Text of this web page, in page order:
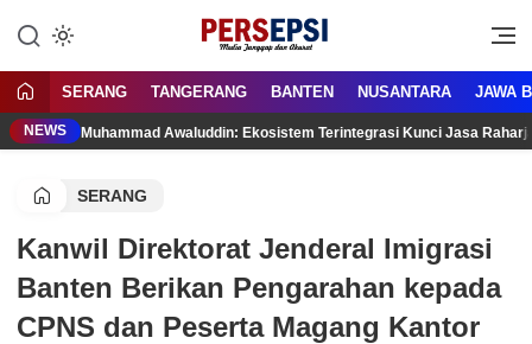
konten
Persepsi.co.id
Media Tanggap Dan Akurat
SERANG TANGERANG BANTEN NUSANTARA JAWA
NEWS Muhammad Awaluddin: Ekosistem Terintegrasi Kunci Jasa
SERANG
Kanwil Direktorat Jenderal Imigrasi
Banten Berikan Pengarahan kepada
CPNS dan Peserta Magang Kantor